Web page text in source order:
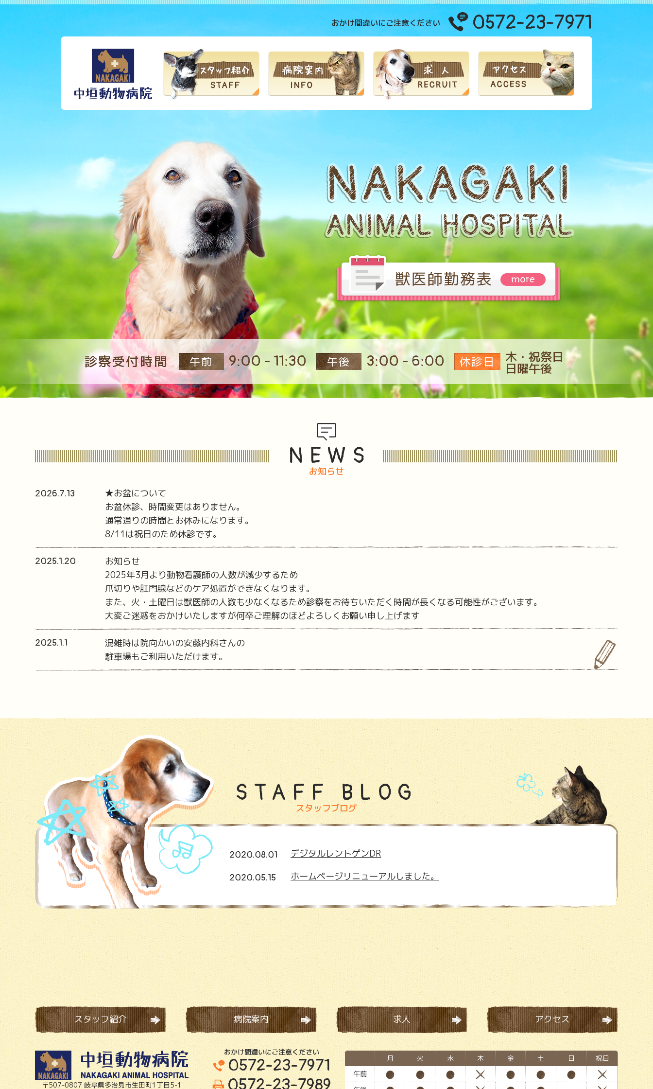
おかけ間違いにご注意ください 0572-23-7971
診察受付時間 午前 9:00 - 11:30 午後 3:00 - 6:00 休診日 木・祝祭日
日曜午後
NEWS
お知らせ
2026.7.13
★お盆について
お盆休診、時間変更はありません。
通常通りの時間とお休みになります。
8/11は祝日のため休診です。
2025.1.20
お知らせ
2025年3月より動物看護師の人数が減少するため
爪切りや肛門腺などのケア処置ができなくなります。
また、火・土曜日は獣医師の人数も少なくなるため診察をお待ちいただく時間が長くなる可能性がございます。
大変ご迷惑をおかけいたしますが何卒ご理解のほどよろしくお願い申し上げます
2025.1.1
混雑時は院向かいの安藤内科さんの
駐車場もご利用いただけます。
STAFF BLOG
スタッフブログ
2020.08.01 デジタルレントゲンDR
2020.05.15 ホームページリニューアルしました。
スタッフ紹介 病院案内 求人 アクセス
〒507-0807 岐阜県多治見市生田町1丁目5-1
おかけ間違いにご注意ください
0572-23-7971
0572-23-7989
月 火 水 木 金 土 日
祝日
午前